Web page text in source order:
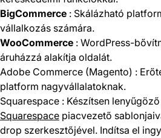
BigCommerce : Skálázható
vállalkozás számára.
WooCommerce : WordPress-
áruházzá alakítja oldalát.
Adobe Commerce (Magento) :
platform nagyvállalatoknak.
Squarespace : Készítsen lenyűgöző
Squarespace piacvezető
drop szerkesztőjével. Indítsa el